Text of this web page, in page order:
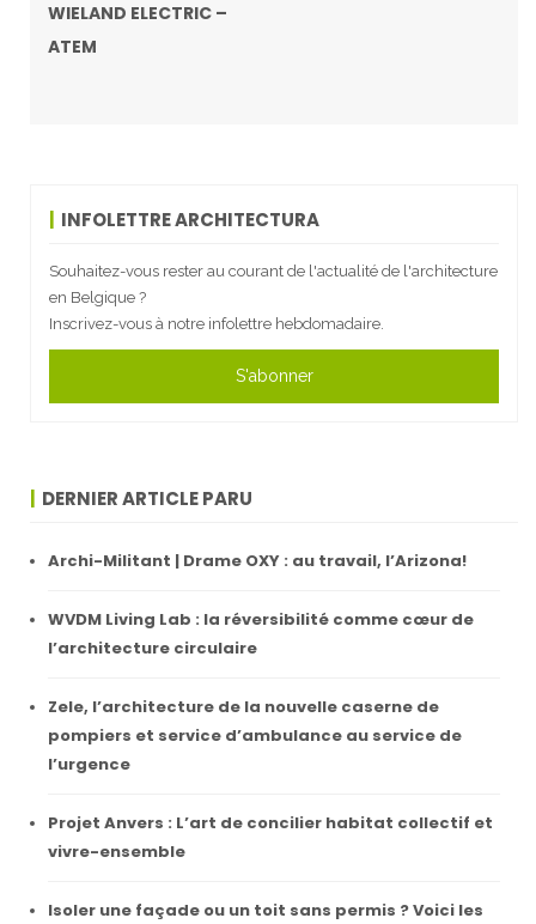
WIELAND ELECTRIC –
ATEM
INFOLETTRE ARCHITECTURA
Souhaitez-vous rester au courant de l'actualité de l'architecture
en Belgique ?
Inscrivez-vous à notre infolettre hebdomadaire.
S'abonner
DERNIER ARTICLE PARU
Archi-Militant | Drame OXY : au travail, l’Arizona!
WVDM Living Lab : la réversibilité comme cœur de
l’architecture circulaire
Zele, l’architecture de la nouvelle caserne de
pompiers et service d’ambulance au service de
l’urgence
Projet Anvers : L’art de concilier habitat collectif et
vivre-ensemble
Isoler une façade ou un toit sans permis ? Voici les